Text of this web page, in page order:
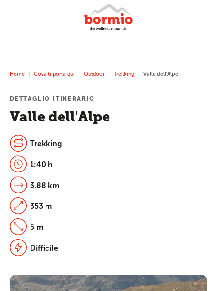
Home Cosa ti porta qui Outdoor Trekking Valle dell'Alpe
Valle dell'Alpe
DETTAGLIO ITINERARIO
Trekking
1:40 h
3.88 km
353 m
5 m
Difficile